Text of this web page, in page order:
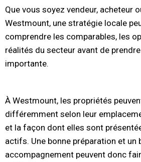
Que vous soyez vendeur, acheteur
Westmount, une stratégie locale
comprendre les comparables, les
réalités du secteur avant de
importante.
À Westmount, les propriétés
différemment selon leur
et la façon dont elles sont
actifs. Une bonne préparation et un
accompagnement peuvent donc